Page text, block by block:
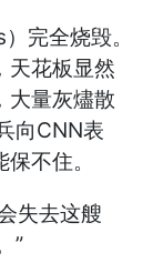
完全烧毁。
天花板显然
大量灰燼散
向CNN表
不住。
失去这艘
”